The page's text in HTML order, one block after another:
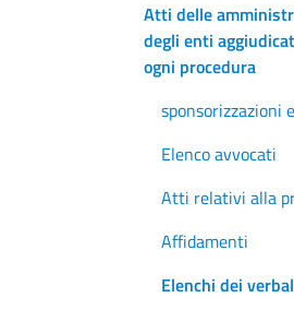
Atti delle
degli enti
ogni procedura
sponsorizzazioni
Elenco avvocati
Atti relativi alla
Affidamenti
Elenchi dei